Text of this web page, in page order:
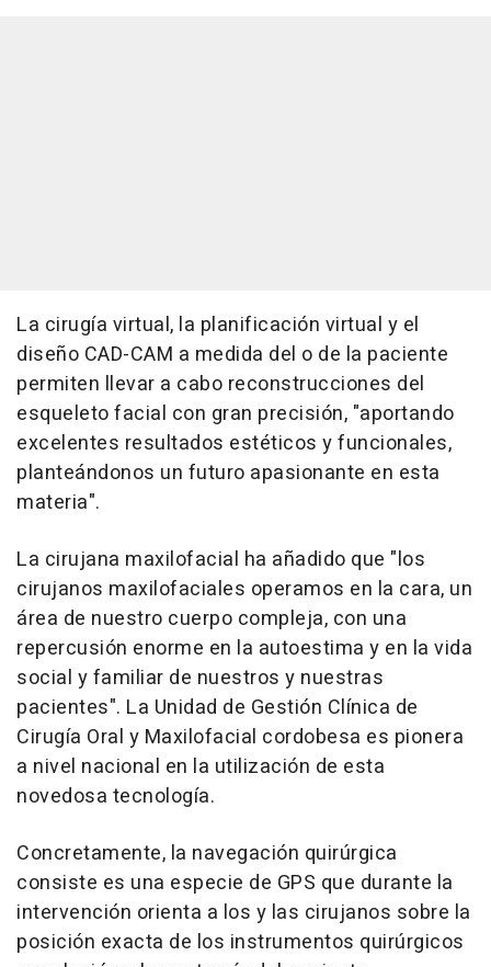
La cirugía virtual, la planificación virtual y el
diseño CAD-CAM a medida del o de la paciente
permiten llevar a cabo reconstrucciones del
esqueleto facial con gran precisión, "aportando
excelentes resultados estéticos y funcionales,
planteándonos un futuro apasionante en esta
materia".
La cirujana maxilofacial ha añadido que "los
cirujanos maxilofaciales operamos en la cara, un
área de nuestro cuerpo compleja, con una
repercusión enorme en la autoestima y en la vida
social y familiar de nuestros y nuestras
pacientes". La Unidad de Gestión Clínica de
Cirugía Oral y Maxilofacial cordobesa es pionera
a nivel nacional en la utilización de esta
novedosa tecnología.
Concretamente, la navegación quirúrgica
consiste es una especie de GPS que durante la
intervención orienta a los y las cirujanos sobre la
posición exacta de los instrumentos quirúrgicos